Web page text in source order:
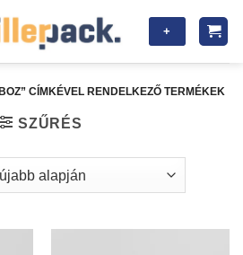
+
CÍMKÉVEL RENDELKEZŐ TERMÉKEK
SZŰRÉS